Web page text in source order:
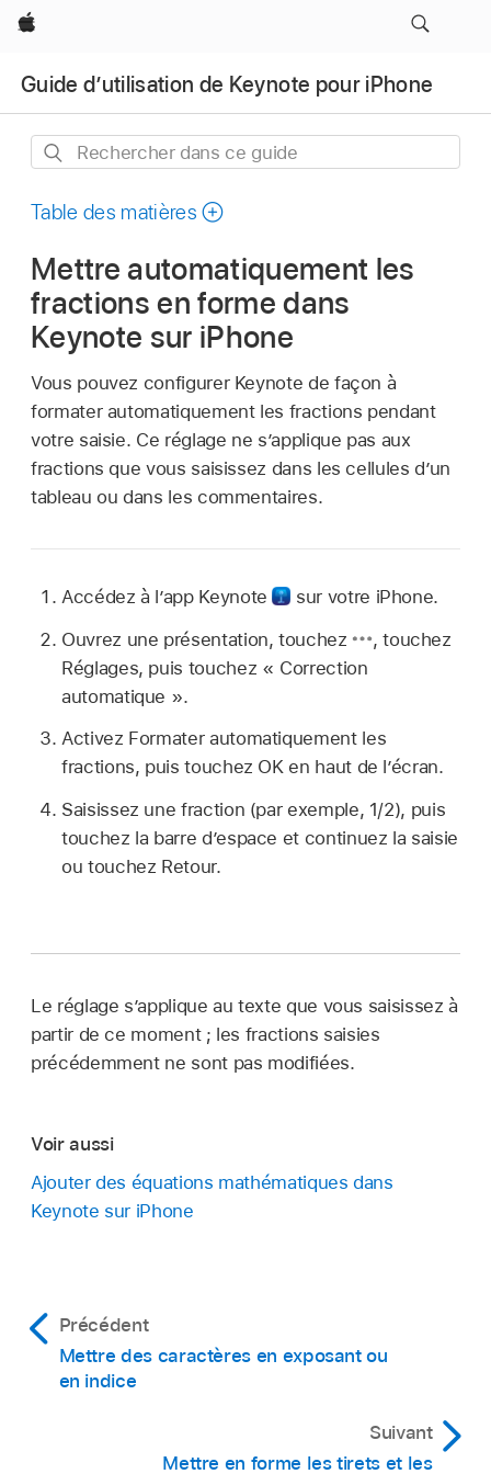
Apple
Guide d’utilisation de Keynote pour iPhone
Rechercher
ce
Table des matières
Mettre automatiquement les
fractions en forme dans
Keynote sur iPhone
Vous pouvez configurer Keynote de façon à
formater automatiquement les fractions pendant
votre saisie. Ce réglage ne s’applique pas aux
fractions que vous saisissez dans les cellules d’un
tableau ou dans les commentaires.
Accédez à l’app Keynote
sur votre iPhone.
Ouvrez une présentation, touchez
,touchez
Réglages, puis touchez « Correction
automatique ».
Activez Formater automatiquement les
fractions, puis touchez OK en haut de l’écran.
Saisissez une fraction (par exemple, 1/2), puis
touchez la barre d’espace et continuez la saisie
ou touchez Retour.
Le réglage s’applique au texte que vous saisissez à
partir de ce moment ; les fractions saisies
précédemment ne sont pas modifiées.
Voir aussi
Ajouter des équations mathématiques dans
Keynote sur iPhone
Précédent
Mettre des caractères en exposant ou
en indice
Suivant
Mettre en forme les tirets et les